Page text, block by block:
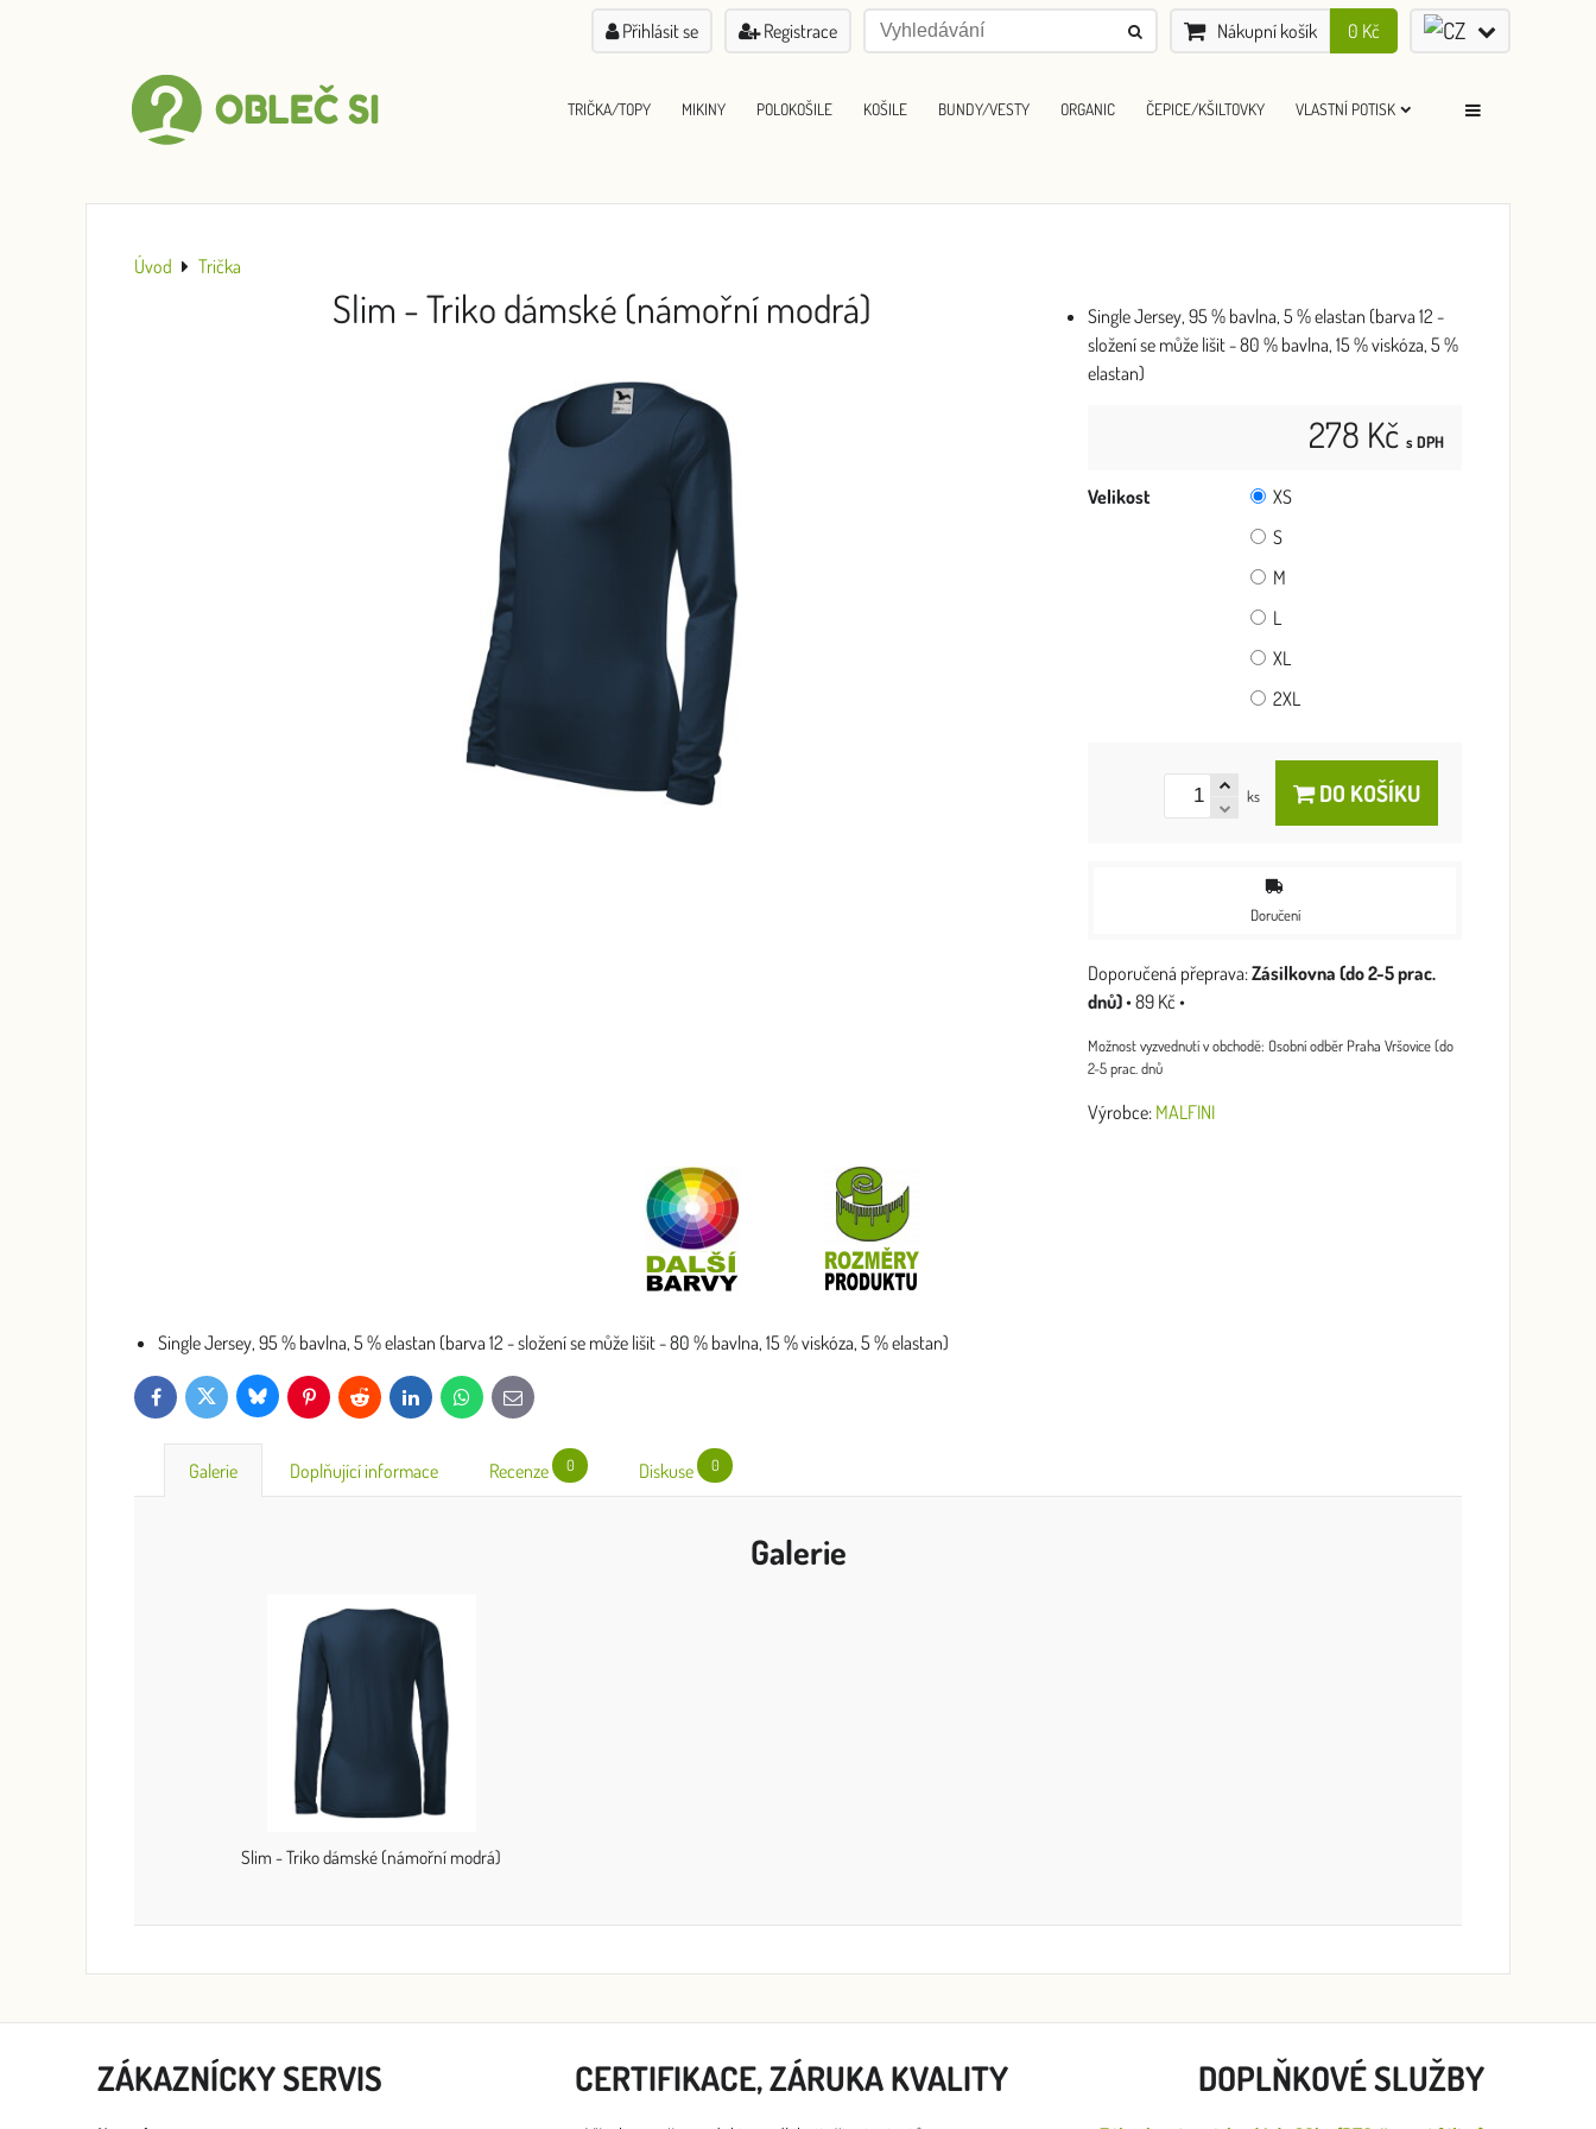
Přihlásit se Registrace Nákupní košík 0 Kč
TRIČKA/TOPY MIKINY POLOKOŠILE KOŠILE BUNDY/VESTY ORGANIC ČEPICE/KŠILTOVKY VLASTNÍ POTISK
Úvod Trička
Slim - Triko dámské (námořní modrá)
Single Jersey, 95 % bavlna, 5 % elastan (barva 12 -
složení se může lišit - 80 % bavlna, 15 % viskóza, 5 %
elastan)
278 Kč s DPH
Velikost
XS
S
M
L
XL
2XL
ks DO KOŠÍKU
Doručení
Zásilkovna (do 2-5 prac.
dnů)•89 Kč •
Osobní odběr Praha Vršovice (do
2-5 prac. dnů
Výrobce: MALFINI
Single Jersey, 95 % bavlna, 5 % elastan (barva 12 - složení se může lišit - 80 % bavlna, 15 % viskóza, 5 % elastan)
FacebookTwitter Bluesky PinterestReddit LinkedInWhatsApp
E-
mail
Galerie Doplňující informace Recenze 0 Diskuse 0
Galerie
Slim - Triko dámské (námořní modrá)
ZÁKAZNÍCKY SERVIS CERTIFIKACE, ZÁRUKA KVALITY DOPLŇKOVÉ SLUŽBY